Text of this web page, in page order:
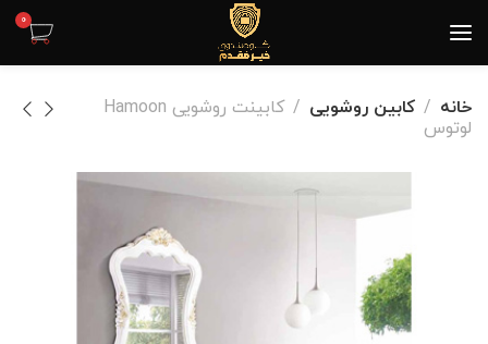
0
خانه کابین روشویی
کابینت روشویی Hamoon
لوتوس